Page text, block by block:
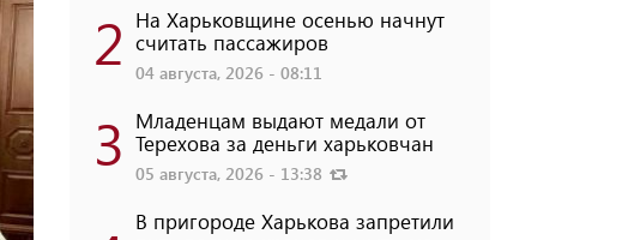
2 На Харьковщине осенью начнут
считать пассажиров
04 августа, 2026 - 08:11
3 Младенцам выдают медали от
Терехова за деньги харьковчан
05 августа, 2026 - 13:38
В пригороде Харькова запретили